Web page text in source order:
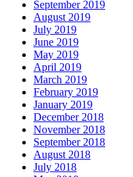
September 2019
August 2019
July 2019
June 2019
May 2019
April 2019
March 2019
February 2019
January 2019
December 2018
November 2018
September 2018
August 2018
July 2018